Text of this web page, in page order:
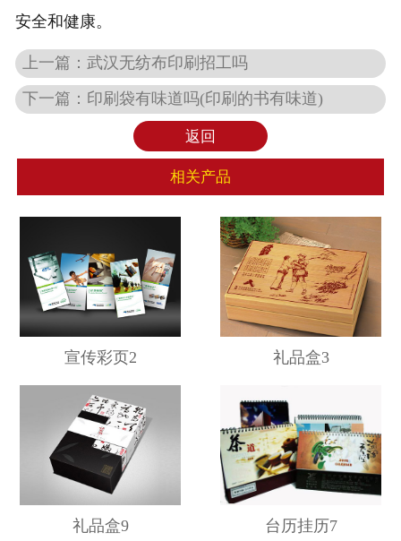
安全和健康。
上一篇：武汉无纺布印刷招工吗
下一篇： 印刷袋有味道吗(印刷的书有味道)
返回
相关产品
宣传彩页2 礼品盒3
礼品盒9 台历挂历7